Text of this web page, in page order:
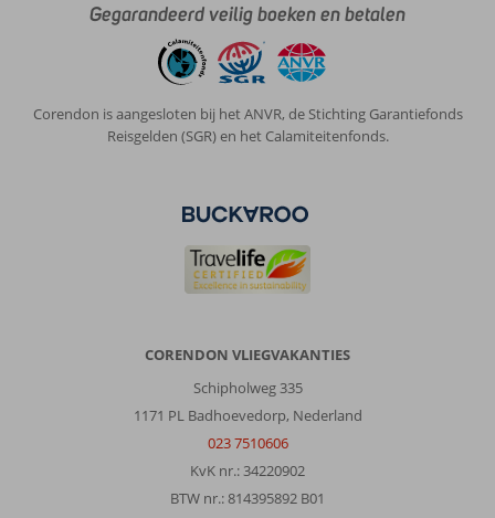
Gegarandeerd veilig boeken en betalen
Corendon is aangesloten bij het ANVR, de Stichting Garantiefonds
Reisgelden (SGR) en het Calamiteitenfonds.
CORENDON VLIEGVAKANTIES
Schipholweg 335
1171 PL Badhoevedorp, Nederland
023 7510606
KvK nr.: 34220902
BTW nr.: 814395892 B01